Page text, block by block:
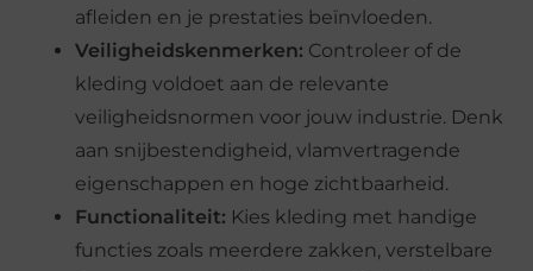
afleiden en je prestaties beïnvloeden.
Veiligheidskenmerken: Controleer of de
kleding voldoet aan de relevante
veiligheidsnormen voor jouw industrie. Denk
aan snijbestendigheid, vlamvertragende
eigenschappen en hoge zichtbaarheid.
Functionaliteit: Kies kleding met handige
functies zoals meerdere zakken, verstelbare